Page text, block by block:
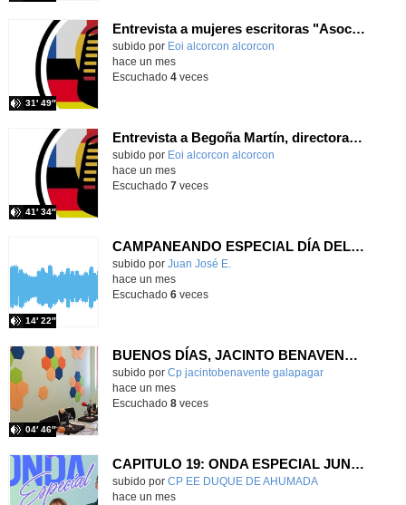
Entrevista a mujeres escritoras "Asociación Cien Miradas", de Alcorcón
subido por Eoi alcorcon alcorcon
31′ 49″
hace un mes
Escuchado 4veces
Entrevista a Begoña Martín, directora de la EOI Alcorcón-Ext. S. Martín
subido por Eoi alcorcon alcorcon
41′ 34″
hace un mes
Escuchado 7veces
CAMPANEANDO ESPECIAL DÍA DEL LIBRO 2026
Contenido educativo.
subido por Juan José E.
14′ 22″
hace un mes
Escuchado 6veces
BUENOS DÍAS, JACINTO BENAVENTE: viernes, 19 de junio de 2026
Contenido educativo.
subido por Cp jacintobenavente galapagar
04′ 46″
-
hace un mes
Escuchado 8veces
CAPITULO 19: ONDA ESPECIAL JUNIO 26
Contenido educativo.
subido por CP EE DUQUE DE AHUMADA-
hace un mes